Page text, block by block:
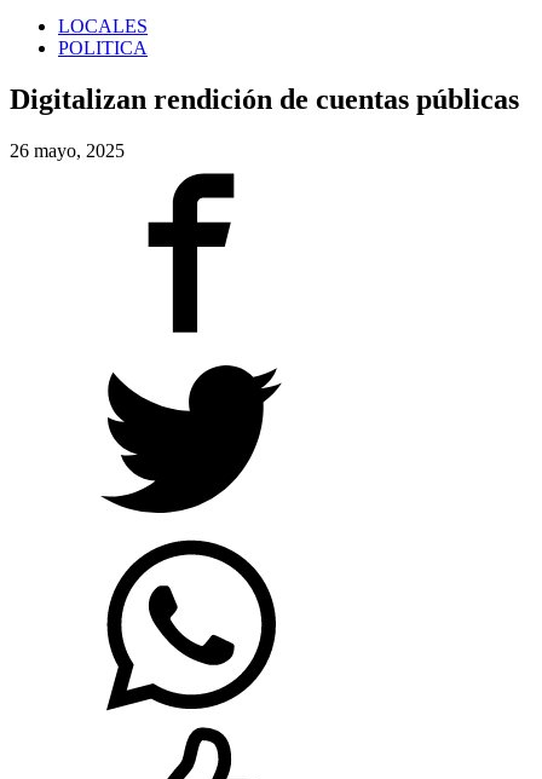
LOCALES
POLITICA
Digitalizan rendición de cuentas públicas
26 mayo, 2025